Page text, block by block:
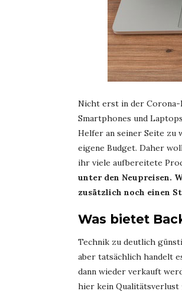
Nicht erst in der Corona-
Smartphones und
Helfer an seiner Seite zu
eigene Budget. Daher
ihr viele aufbereitete
unter den Neupreisen.
zusätzlich noch einen
Was bietet
Technik zu deutlich
aber tatsächlich handelt
dann wieder verkauft
hier kein Qualitätsverlust